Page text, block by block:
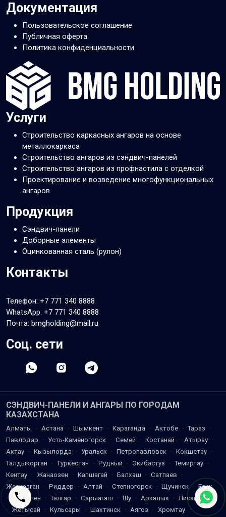
Документация
Пользовательское соглашение
Публичная оферта
Политика конфиденциальности
Услуги
Строительство каркасных ангаров на основе
металлокаркаса
Строительство ангаров из сэндвич-панелей
Строительство ангаров из профнастила с отделкой
Проектирование и возведение многофункциональных
ангаров
Продукция
Сэндвич-панели
Доборные элементы
Оцинкованная сталь (рулон)
Контакты
Телефон: +7 771 340 8888
WhatsApp: +7 771 340 8888
Почта: bmgholding@mail.ru
Соц. сети
СЭНДВИЧ-ПАНЕЛИ И АНГАРЫ ПО ГОРОДАМ
КАЗАХСТАНА
Алматы · Астана · Шымкент · Караганда · Актобе · Тараз
·
Павлодар
· Усть-Каменогорск · Семей · Костанай · Атырау ·
Актау · Кызылорда · Уральск · Петропавловск · Кокшетау ·
Талдыкорган
· Туркестан · Рудный · Экибастуз · Темиртау ·
Кентау · Жанаозен · Капшагай · Балхаш · Сатпаев
·
Жезказган
· Риддер · Алтай · Степногорск · Щучинск · Есик
·
Каскелен · Талгар · Сарыагаш · Шу · Аркалык ·
Лисаковск
·
Жетысай · Кульсары · Шахтинск · Аягоз · Хромтау ·